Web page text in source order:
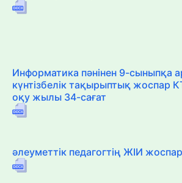
Информатика пәнінен 9-сыныпқа
күнтізбелік тақырыптық жоспар
оқу жылы 34-сағат
әлеуметтік педагогтің ЖІИ